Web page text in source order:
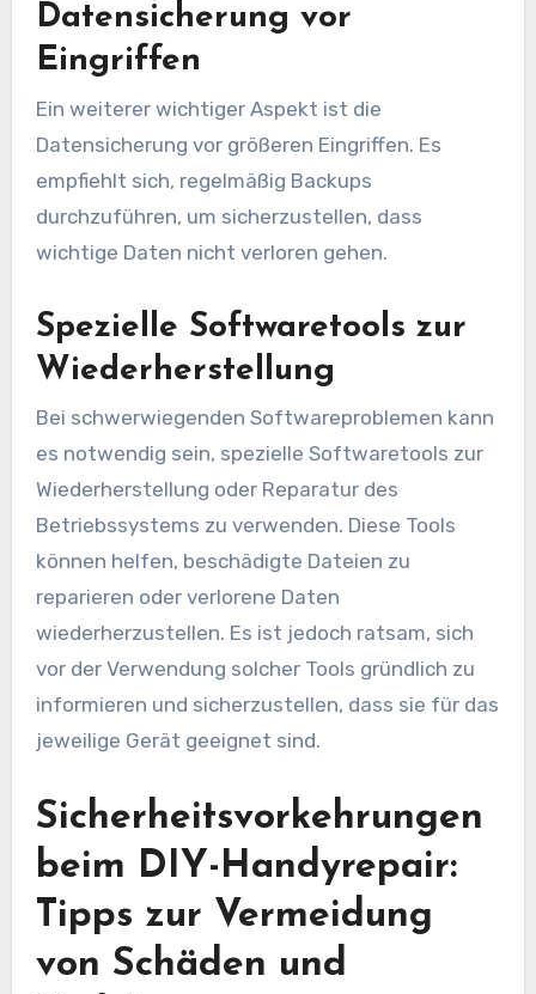
Datensicherung vor
Eingriffen
Ein weiterer wichtiger Aspekt ist die
Datensicherung vor größeren Eingriffen. Es
empfiehlt sich, regelmäßig Backups
durchzuführen, um sicherzustellen, dass
wichtige Daten nicht verloren gehen.
Spezielle Softwaretools zur
Wiederherstellung
Bei schwerwiegenden Softwareproblemen kann
es notwendig sein, spezielle Softwaretools zur
Wiederherstellung oder Reparatur des
Betriebssystems zu verwenden. Diese Tools
können helfen, beschädigte Dateien zu
reparieren oder verlorene Daten
wiederherzustellen. Es ist jedoch ratsam, sich
vor der Verwendung solcher Tools gründlich zu
informieren und sicherzustellen, dass sie für das
jeweilige Gerät geeignet sind.
Sicherheitsvorkehrungen
beim DIY-Handyrepair:
Tipps zur Vermeidung
von Schäden und